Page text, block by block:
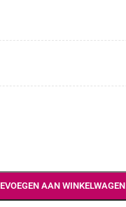
AAN WINKELWAGEN